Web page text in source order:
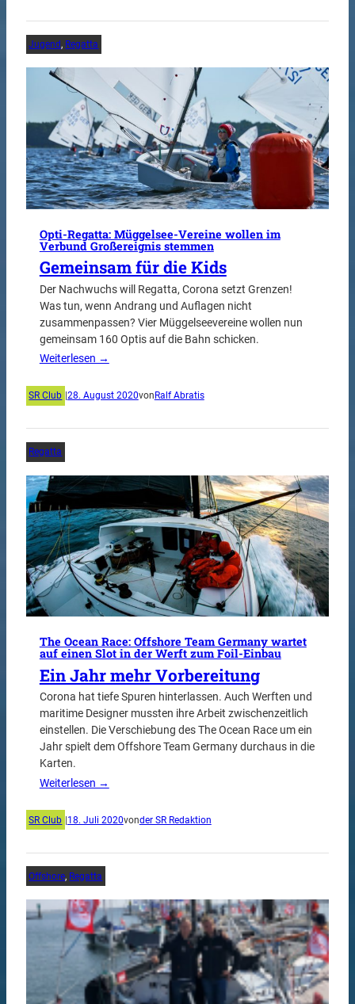
Jugend, Regatta
Opti-Regatta: Müggelsee-Vereine wollen im
Verbund Großereignis stemmen
Gemeinsam für die Kids
Der Nachwuchs will Regatta, Corona setzt Grenzen!
Was tun, wenn Andrang und Auflagen nicht
zusammenpassen? Vier Müggelseevereine wollen nun
gemeinsam 160 Optis auf die Bahn schicken.
Weiterlesen →
SR Club 28. August 2020von Ralf Abratis
Regatta
The Ocean Race: Offshore Team Germany wartet
auf einen Slot in der Werft zum Foil-Einbau
Ein Jahr mehr Vorbereitung
Corona hat tiefe Spuren hinterlassen. Auch Werften und
maritime Designer mussten ihre Arbeit zwischenzeitlich
einstellen. Die Verschiebung des The Ocean Race um ein
Jahr spielt dem Offshore Team Germany durchaus in die
Karten.
Weiterlesen →
SR Club |18. Juli 2020vonder SR Redaktion
Offshore, Regatta